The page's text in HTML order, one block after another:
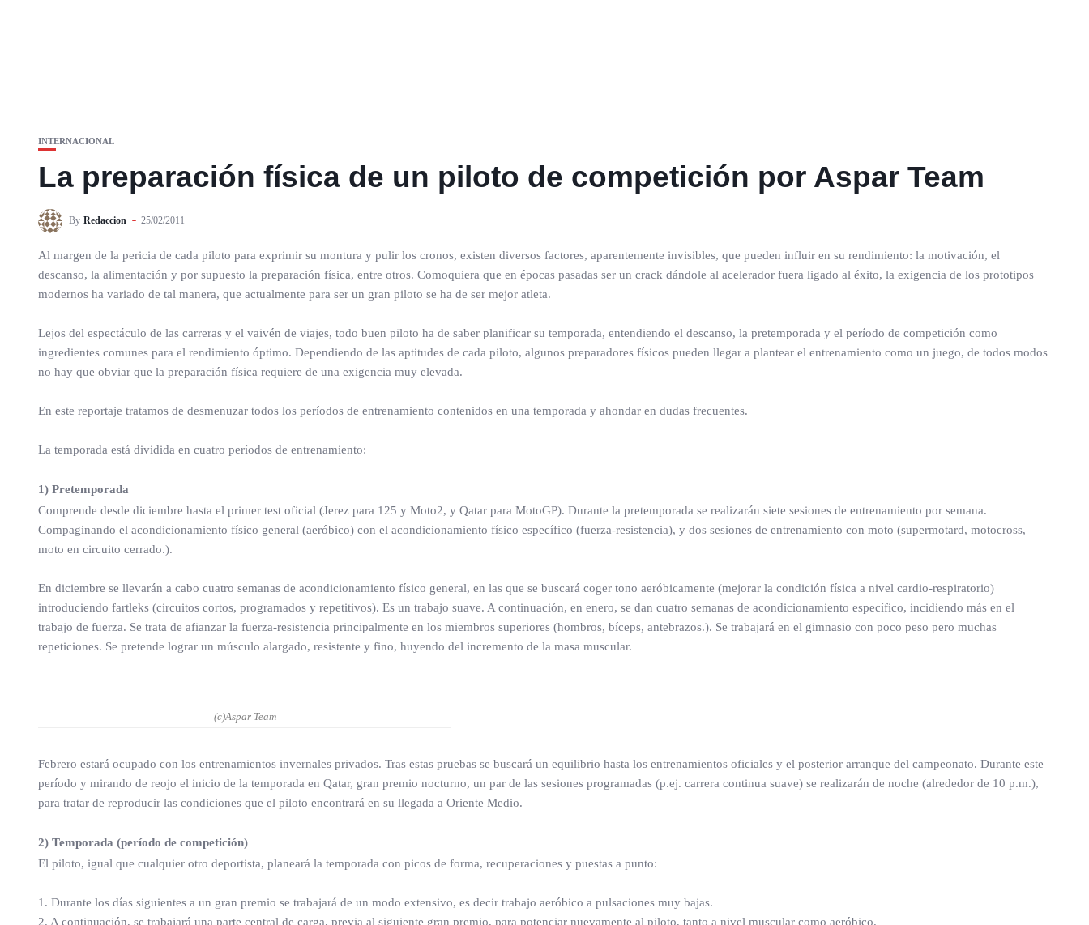
INTERNACIONAL
La preparación física de un piloto de competición por Aspar Team
By Redaccion 25/02/2011
Al margen de la pericia de cada piloto para exprimir su montura y pulir los cronos, existen diversos factores, aparentemente invisibles, que pueden influir en su rendimiento: la motivación, el
descanso, la alimentación y por supuesto la preparación física, entre otros. Comoquiera que en épocas pasadas ser un crack dándole al acelerador fuera ligado al éxito, la exigencia de los prototipos
modernos ha variado de tal manera, que actualmente para ser un gran piloto se ha de ser mejor atleta.
Lejos del espectáculo de las carreras y el vaivén de viajes, todo buen piloto ha de saber planificar su temporada, entendiendo el descanso, la pretemporada y el período de competición como
ingredientes comunes para el rendimiento óptimo. Dependiendo de las aptitudes de cada piloto, algunos preparadores físicos pueden llegar a plantear el entrenamiento como un juego, de todos modos
no hay que obviar que la preparación física requiere de una exigencia muy elevada.
En este reportaje tratamos de desmenuzar todos los períodos de entrenamiento contenidos en una temporada y ahondar en dudas frecuentes.
La temporada está dividida en cuatro períodos de entrenamiento:
1) Pretemporada
Comprende desde diciembre hasta el primer test oficial (Jerez para 125 y Moto2, y Qatar para MotoGP). Durante la pretemporada se realizarán siete sesiones de entrenamiento por semana.
Compaginando el acondicionamiento físico general (aeróbico) con el acondicionamiento físico específico (fuerza-resistencia), y dos sesiones de entrenamiento con moto (supermotard, motocross,
moto en circuito cerrado.).
En diciembre se llevarán a cabo cuatro semanas de acondicionamiento físico general, en las que se buscará coger tono aeróbicamente (mejorar la condición física a nivel cardio-respiratorio)
introduciendo fartleks (circuitos cortos, programados y repetitivos). Es un trabajo suave. A continuación, en enero, se dan cuatro semanas de acondicionamiento específico, incidiendo más en el
trabajo de fuerza. Se trata de afianzar la fuerza-resistencia principalmente en los miembros superiores (hombros, bíceps, antebrazos.). Se trabajará en el gimnasio con poco peso pero muchas
repeticiones. Se pretende lograr un músculo alargado, resistente y fino, huyendo del incremento de la masa muscular.
(c)Aspar Team
Febrero estará ocupado con los entrenamientos invernales privados. Tras estas pruebas se buscará un equilibrio hasta los entrenamientos oficiales y el posterior arranque del campeonato. Durante este
período y mirando de reojo el inicio de la temporada en Qatar, gran premio nocturno, un par de las sesiones programadas (p.ej. carrera continua suave) se realizarán de noche (alrededor de 10 p.m.),
para tratar de reproducir las condiciones que el piloto encontrará en su llegada a Oriente Medio.
2) Temporada (período de competición)
El piloto, igual que cualquier otro deportista, planeará la temporada con picos de forma, recuperaciones y puestas a punto:
1. Durante los días siguientes a un gran premio se trabajará de un modo extensivo, es decir trabajo aeróbico a pulsaciones muy bajas.
2. A continuación, se trabajará una parte central de carga, previa al siguiente gran premio, para potenciar nuevamente al piloto, tanto a nivel muscular como aeróbico.